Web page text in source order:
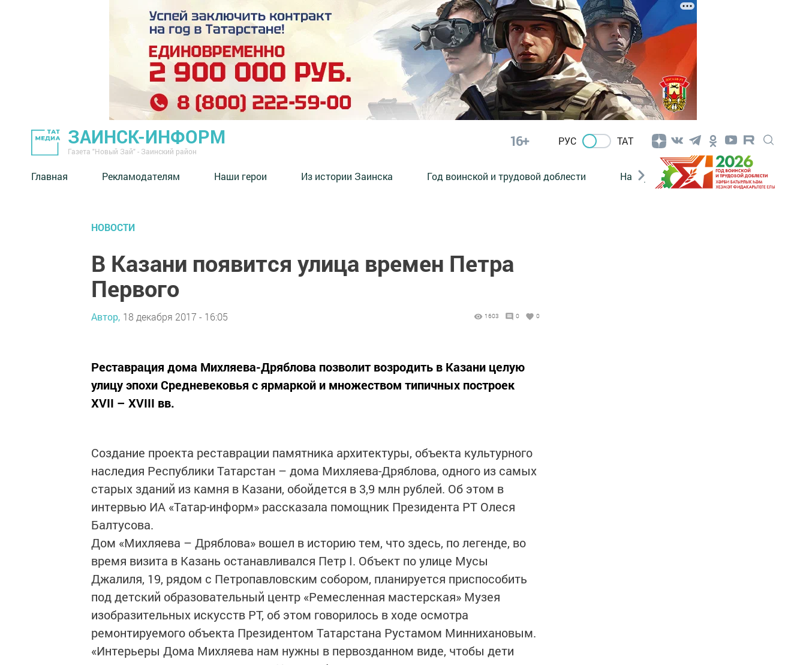
ЗАИНСК-ИНФОРМ
Газета "Новый Зай" - Заинский район
16+ РУС ТАТ
Главная Рекламодателям Наши герои Из истории Заинска Год воинской и трудовой доблести Нацпроекты Поколение будущего
НОВОСТИ
В Казани появится улица времен Петра
Первого
Автор, 18 декабря 2017 - 16:05 1603 0 0
Реставрация дома Михляева-Дряблова позволит возродить в Казани целую
улицу эпохи Средневековья с ярмаркой и множеством типичных построек
XVII – XVIII вв.
Создание проекта реставрации памятника архитектуры, объекта культурного
наследия Республики Татарстан – дома Михляева-Дряблова, одного из самых
старых зданий из камня в Казани, обойдется в 3,9 млн рублей. Об этом в
интервью ИА «Татар-информ» рассказала помощник Президента РТ Олеся
Балтусова.
Дом «Михляева – Дряблова» вошел в историю тем, что здесь, по легенде, во
время визита в Казань останавливался Петр I. Объект по улице Мусы
Джалиля, 19, рядом с Петропавловским собором, планируется приспособить
под детский образовательный центр «Ремесленная мастерская» Музея
изобразительных искусств РТ, об этом говорилось в ходе осмотра
ремонтируемого объекта Президентом Татарстана Рустамом Миннихановым.
«Интерьеры Дома Михляева нам нужны в первозданном виде, чтобы дети